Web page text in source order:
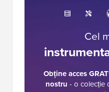
Cel
Obține acces
nostru - o colecție